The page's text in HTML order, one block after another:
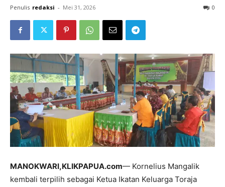
Penulis redaksi - Mei 31, 2026 0
MANOKWARI,KLIKPAPUA.com— Kornelius Mangalik
kembali terpilih sebagai Ketua Ikatan Keluarga Toraja